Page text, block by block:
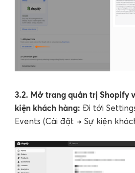
3.2. Mở trang quản trị Shopify
kiện khách hàng: Đi tới
Events (Cài đặt → Sự kiện